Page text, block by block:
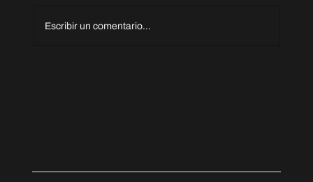
Escribir un comentario...